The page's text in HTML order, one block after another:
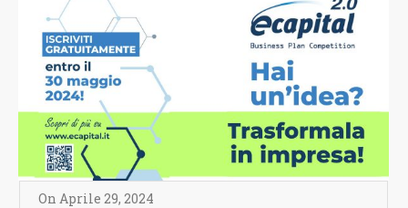
On Aprile 29, 2024